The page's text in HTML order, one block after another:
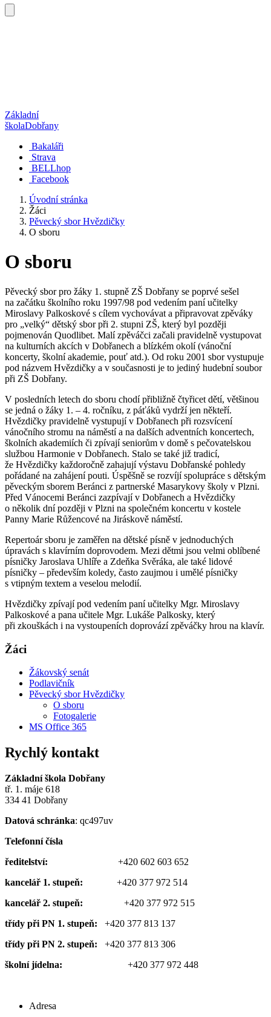
Základní
školaDobřany
Bakaláři
Strava
BELLhop
Facebook
Úvodní stránka
Žáci
Pěvecký sbor Hvězdičky
O sboru
O sboru
Pěvecký sbor pro žáky 1. stupně ZŠ Dobřany se poprvé sešel
na začátku školního roku 1997/98 pod vedením paní učitelky
Miroslavy Palkoskové s cílem vychovávat a připravovat zpěváky
pro „velký“ dětský sbor při 2. stupni ZŠ, který byl později
pojmenován Quodlibet. Malí zpěváčci začali pravidelně vystupovat
na kulturních akcích v Dobřanech a blízkém okolí (vánoční
koncerty, školní akademie, pouť atd.). Od roku 2001 sbor vystupuje
pod názvem Hvězdičky a v současnosti je to jediný hudební soubor
při ZŠ Dobřany.
V posledních letech do sboru chodí přibližně čtyřicet dětí, většinou
se jedná o žáky 1. – 4. ročníku, z páťáků vydrží jen někteří.
Hvězdičky pravidelně vystupují v Dobřanech při rozsvícení
vánočního stromu na náměstí a na dalších adventních koncertech,
školních akademiích či zpívají seniorům v domě s pečovatelskou
službou Harmonie v Dobřanech. Stalo se také již tradicí,
že Hvězdičky každoročně zahajují výstavu Dobřanské pohledy
pořádané na zahájení pouti. Úspěšně se rozvíjí spolupráce s dětským
pěveckým sborem Beránci z partnerské Masarykovy školy v Plzni.
Před Vánocemi Beránci zazpívají v Dobřanech a Hvězdičky
o několik dní později v Plzni na společném koncertu v kostele
Panny Marie Růžencové na Jiráskově náměstí.
Repertoár sboru je zaměřen na dětské písně v jednoduchých
úpravách s klavírním doprovodem. Mezi dětmi jsou velmi oblíbené
písničky Jaroslava Uhlíře a Zdeňka Svěráka, ale také lidové
písničky – především koledy, často zaujmou i umělé písničky
s vtipným textem a veselou melodií.
Hvězdičky zpívají pod vedením paní učitelky Mgr. Miroslavy
Palkoskové a pana učitele Mgr. Lukáše Palkosky, který
při zkouškách i na vystoupeních doprovází zpěváčky hrou na klavír.
Žáci
Žákovský senát
Podlavičník
Pěvecký sbor Hvězdičky
O sboru
Fotogalerie
MS Office 365
Rychlý kontakt
Základní škola Dobřany
tř. 1. máje 618
334 41 Dobřany
Datová schránka: qc497uv
Telefonní čísla
ředitelství: +420 602 603 652
kancelář 1. stupeň: +420 377 972 514
kancelář 2. stupeň: +420 377 972 515
třídy při PN 1. stupeň: +420 377 813 137
třídy při PN 2. stupeň: +420 377 813 306
školní jídelna: +420 377 972 448
Adresa